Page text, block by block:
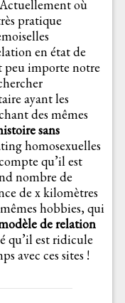
où
pratique
en état de
importe notre
ayant les
des mêmes
sans
homosexuelles
qu’il est
nombre de
de x kilomètres
hobbies, qui
de relation
qu’il est ridicule
avec ces sites !